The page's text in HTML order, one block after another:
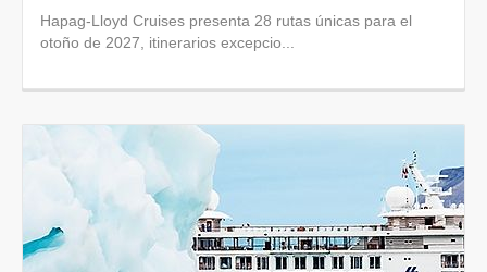
Hapag-Lloyd Cruises presenta 28 rutas únicas para el
otoño de 2027, itinerarios excepcio...